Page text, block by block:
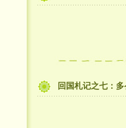
回国札记之七：